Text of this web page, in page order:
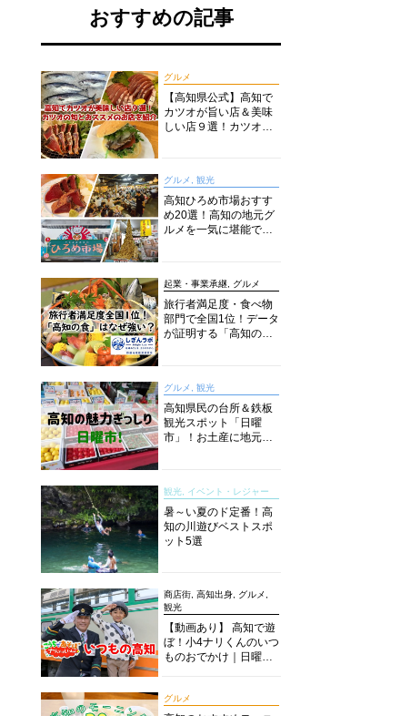
おすすめの記事
グルメ
【高知県公式】高知で
カツオが旨い店＆美味
しい店９選！カツオの
グルメ, 観光
高知ひろめ市場おすす
め20選！高知の地元グ
ルメを一気に堪能でき
起業・事業承継, グルメ
旅行者満足度・食べ物
部門で全国1位！データ
が証明する「高知の
グルメ, 観光
高知県民の台所＆鉄板
観光スポット「日曜
市」！お土産に地元野
説！
観光, イベント・レジャー
暑～い夏のド定番！高
知の川遊びベストスポ
ット5選
商店街, 高知出身, グルメ,
観光
【動画あり】 高知で遊
ぼ！小4ナリくんのいつ
ものおでかけ｜日曜市
グルメ